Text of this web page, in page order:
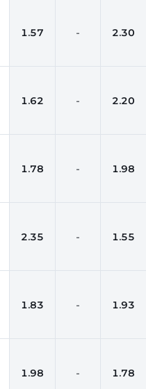
1.57 - 2.30
1.62 - 2.20
1.78 - 1.98
2.35 - 1.55
1.83 - 1.93
1.98 - 1.78